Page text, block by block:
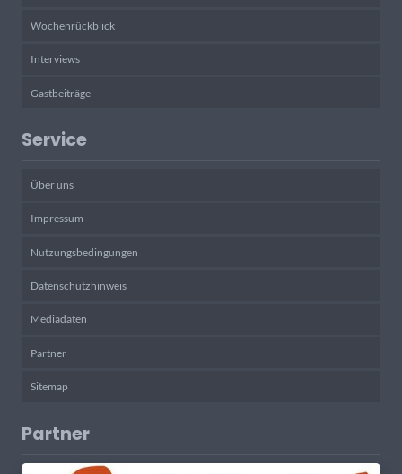
Wochenrückblick
Interviews
Gastbeiträge
Service
Über uns
Impressum
Nutzungsbedingungen
Datenschutzhinweis
Mediadaten
Partner
Sitemap
Partner